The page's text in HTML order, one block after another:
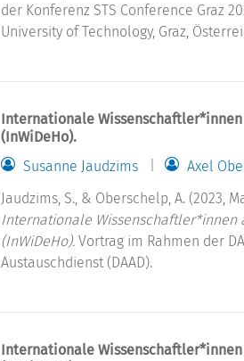
der Konferenz STS Conference Graz
University of Technology, Graz,
Internationale Wissenschaftler*innen
(InWiDeHo).
Susanne Jaudzims
Axel
Jaudzims, S., & Oberschelp, A. (2023,
Internationale Wissenschaftler*innen
(InWiDeHo). Vortrag im Rahmen der
Austauschdienst (DAAD).
Internationale Wissenschaftler*innen